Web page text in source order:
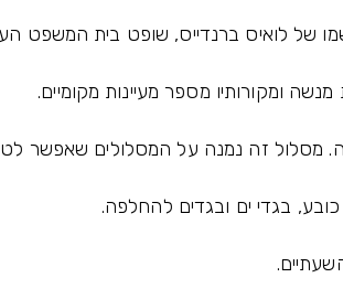
של לואיס ברנדייס, שופט בית המשפט
ומקורותיו מספר מעיינות מקומיים.
מסלול זה נמנה על המסלולים שאפשר
בגדי ים ובגדים להחלפה.